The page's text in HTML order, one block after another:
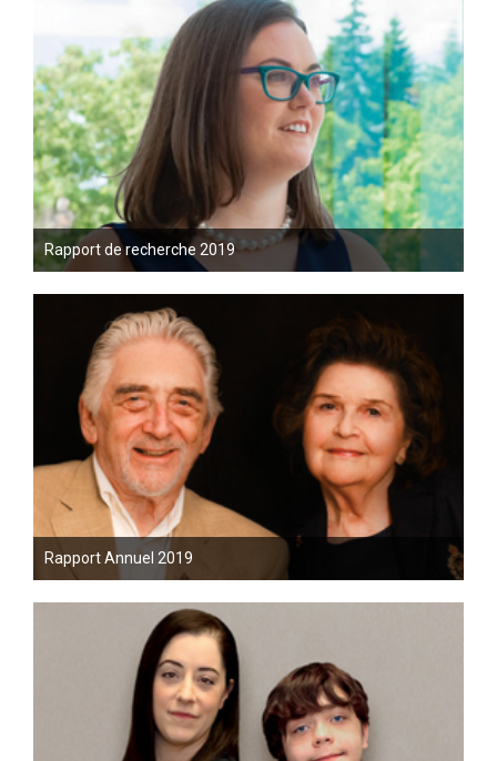
Rapport de recherche 2019
Rapport Annuel 2019